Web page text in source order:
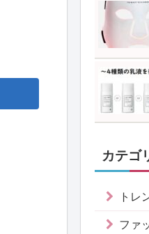
カテゴ
トレ
ファ